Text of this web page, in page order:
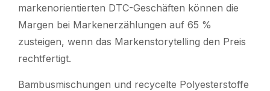
markenorientierten DTC-Geschäften können die
Margen bei Markenerzählungen auf 65 %
zusteigen, wenn das Markenstorytelling den Preis
rechtfertigt.
Bambusmischungen und recycelte Polyesterstoffe